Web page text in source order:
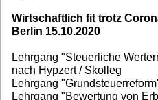
Wirtschaftlich fit trotz
Berlin 15.10.2020
Lehrgang "Steuerliche
nach Hypzert / Skolleg
Lehrgang
Lehrgang "Bewertung von